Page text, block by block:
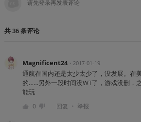
共36条评论
Magnificent24・ 2017-01-19
通航在国内还是太少太少了，没发展。在
的……另外一段时间没WT了，游戏没删，
能玩
0 回复 ・ 举报